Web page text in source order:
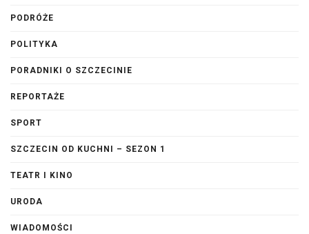
PODRÓŻE
POLITYKA
PORADNIKI O SZCZECINIE
REPORTAŻE
SPORT
SZCZECIN OD KUCHNI – SEZON 1
TEATR I KINO
URODA
WIADOMOŚCI